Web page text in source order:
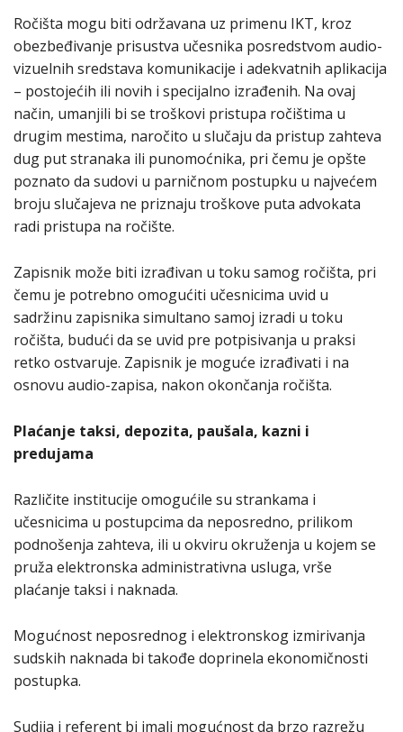
Ročišta mogu biti održavana uz primenu IKT, kroz
obezbeđivanje prisustva učesnika posredstvom audio-
vizuelnih sredstava komunikacije i adekvatnih aplikacija
– postojećih ili novih i specijalno izrađenih. Na ovaj
način, umanjili bi se troškovi pristupa ročištima u
drugim mestima, naročito u slučaju da pristup zahteva
dug put stranaka ili punomoćnika, pri čemu je opšte
poznato da sudovi u parničnom postupku u najvećem
broju slučajeva ne priznaju troškove puta advokata
radi pristupa na ročište.
Zapisnik može biti izrađivan u toku samog ročišta, pri
čemu je potrebno omogućiti učesnicima uvid u
sadržinu zapisnika simultano samoj izradi u toku
ročišta, budući da se uvid pre potpisivanja u praksi
retko ostvaruje. Zapisnik je moguće izrađivati i na
osnovu audio-zapisa, nakon okončanja ročišta.
Plaćanje taksi, depozita, paušala, kazni i
predujama
Različite institucije omogućile su strankama i
učesnicima u postupcima da neposredno, prilikom
podnošenja zahteva, ili u okviru okruženja u kojem se
pruža elektronska administrativna usluga, vrše
plaćanje taksi i naknada.
Mogućnost neposrednog i elektronskog izmirivanja
sudskih naknada bi takođe doprinela ekonomičnosti
postupka.
Sudija i referent bi imali mogućnost da brzo razrežu